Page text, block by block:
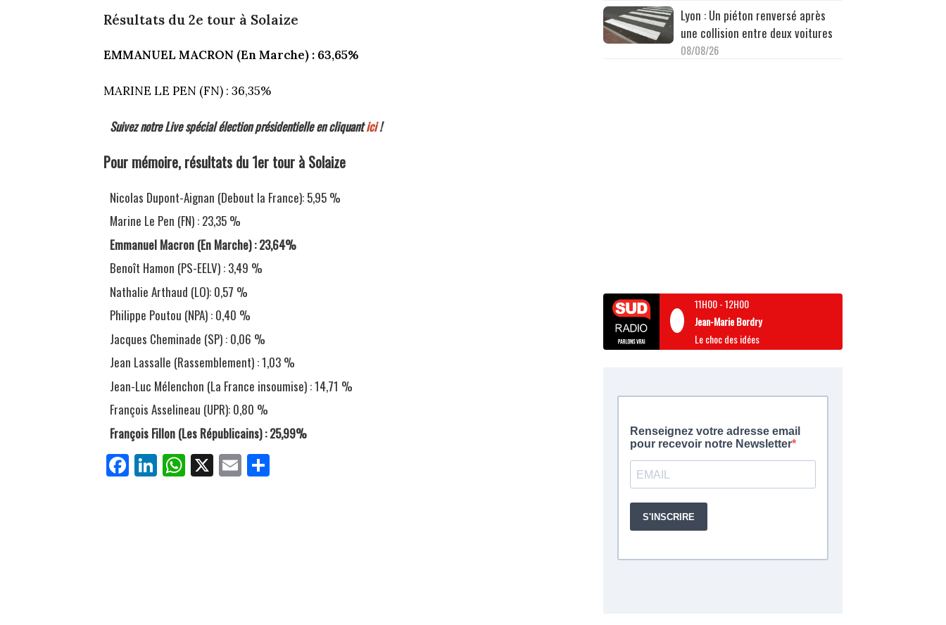
Résultats du 2e tour à Solaize
EMMANUEL MACRON (En Marche) : 63,65%
MARINE LE PEN (FN) : 36,35%
Suivez notre Live spécial élection présidentielle en cliquantici!
Pour mémoire, résultats du 1er tour à Solaize
Nicolas Dupont-Aignan (Debout la France): 5,95 %
Marine Le Pen (FN) : 23,35 %
Emmanuel Macron (En Marche) : 23,64%
Benoît Hamon (PS-EELV) : 3,49 %
Nathalie Arthaud (LO): 0,57 %
Philippe Poutou (NPA) : 0,40 %
Jacques Cheminade (SP) : 0,06 %
Jean Lassalle (Rassemblement) : 1,03 %
Jean-Luc Mélenchon (La France insoumise) : 14,71 %
François Asselineau (UPR): 0,80 %
François Fillon (Les Républicains) : 25,99%
Fa
ce
Li
nk
W
ha
X E
m
Lyon : Un piéton renversé après
une collision entre deux voitures
08/08/26
11H00-12H00
Jean-Marie Bordry
Le choc des idées